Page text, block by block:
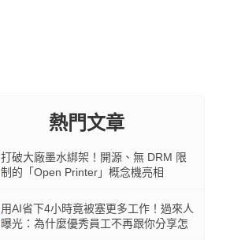
熱門文章
打破大廠墨水綁架！開源、無 DRM 限
制的「Open Printer」概念機亮相
用AI省下4小時竟被塞更多工作！過來人
曝光：為什麼優秀員工不再跟你分享怎